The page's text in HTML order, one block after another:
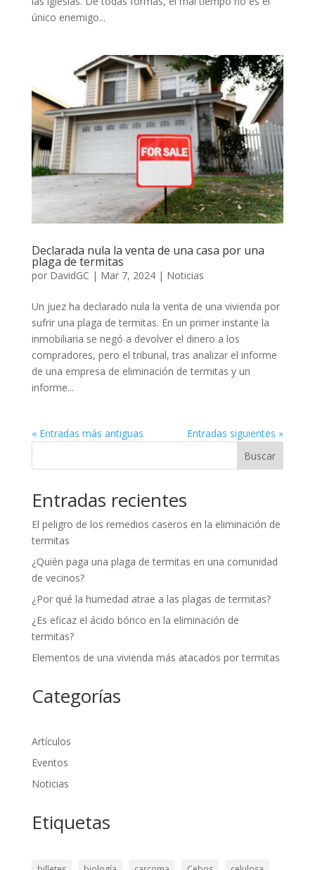
único enemigo...
Declarada nula la venta de una casa por una
plaga de termitas
por DavidGC | Mar 7, 2024| Noticias
Un juez ha declarado nula la venta de una vivienda por
sufrir una plaga de termitas. En un primer instante la
inmobiliaria se negó a devolver el dinero a los
compradores, pero el tribunal, tras analizar el informe
de una empresa de eliminación de termitas y un
informe...
« Entradas más antiguas
Entradas siguientes »
Buscar
Entradas recientes
El peligro de los remedios caseros en la eliminación de
termitas
¿Quién paga una plaga de termitas en una comunidad
de vecinos?
¿Por qué la humedad atrae a las plagas de termitas?
¿Es eficaz el ácido bórico en la eliminación de
termitas?
Elementos de una vivienda más atacados por termitas
Categorías
Artículos
Eventos
Noticias
Etiquetas